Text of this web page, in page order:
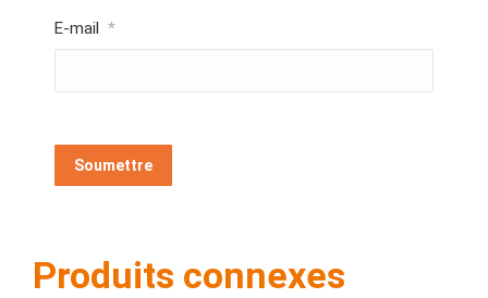
E-mail *
Produits connexes